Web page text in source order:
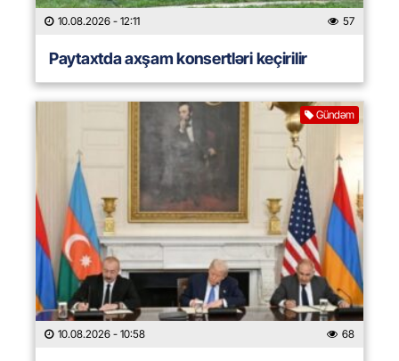
10.08.2026 - 12:11 57
Paytaxtda axşam konsertləri keçirilir
Gündəm
10.08.2026 - 10:58 68